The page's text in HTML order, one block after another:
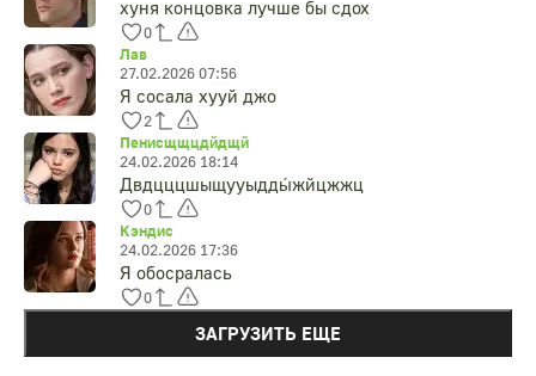
хуня концовка лучше бы сдох
0
Лав
27.02.2026 07:56
Я сосала хууй джо
2
Пенисщщцдйдщй
24.02.2026 18:14
Двдцццшыщууыдды́жйцжжц
0
Кэндис
24.02.2026 17:36
Я обосралась
0
ЗАГРУЗИТЬ ЕЩЕ